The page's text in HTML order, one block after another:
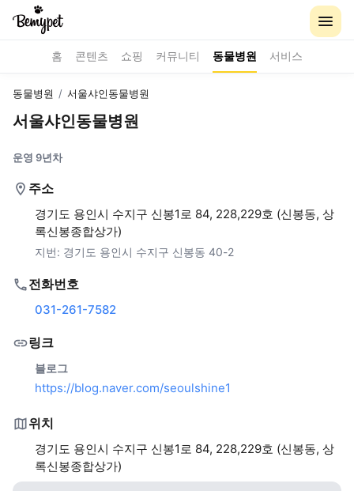
홈 콘텐츠 쇼핑 커뮤니티 동물병원 서비스
동물병원 / 서울샤인동물병원
서울샤인동물병원
운영 9년차
주소
경기도 용인시 수지구 신봉1로 84, 228,229호 (신봉동, 상
록신봉종합상가)
지번: 경기도 용인시 수지구 신봉동 40-2
전화번호
031-261-7582
링크
블로그
https://blog.naver.com/seoulshine1
위치
경기도 용인시 수지구 신봉1로 84, 228,229호 (신봉동, 상
록신봉종합상가)